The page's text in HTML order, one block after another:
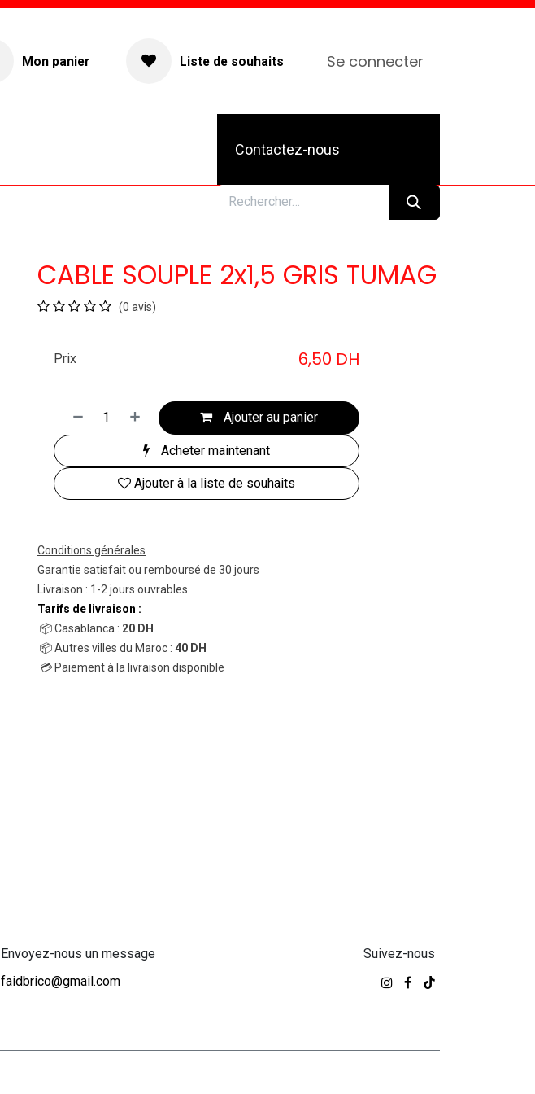
Mon panier Liste de souhaits Se connecter
Contactez-nous
CABLE SOUPLE 2x1,5 GRIS TUMAG
(0 avis)
Ajouter au panier
Acheter maintenant
Ajouter à la liste de souhaits
Prix 6,50 DH
Conditions générales
Garantie satisfait ou remboursé de 30 jours
Livraison : 1-2 jours ouvrables
Tarifs de livraison :
📦 Casablanca : 20 DH
📦 Autres villes du Maroc : 40 DH
💳 Paiement à la livraison disponible
Envoyez-nous un message
faidbrico@gmail.com
Suivez-nous